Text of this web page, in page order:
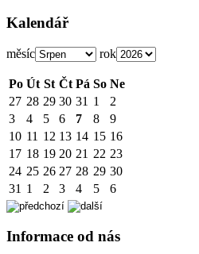
Kalendář
měsíc rok
Po Út St Čt Pá So Ne
27 28 29 30 31 1
2
3
4 5 6 7 8
9
10 11 12 13 14 15 16
17 18 19 20 21 22 23
24 25 26 27 28 29 30
31 1 2 3 4 5 6
Informace od nás